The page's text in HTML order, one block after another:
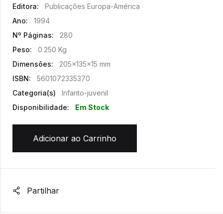
Editora:
Publicações Europa-América
Ano:
1994
Nº Páginas:
280
Peso:
0.250 Kg
Dimensões:
205x135x15 mm
ISBN:
5601072335370
Categoria(s)
Infanto-juvenil
Disponibilidade:
Em Stock
Adicionar ao Carrinho
Partilhar